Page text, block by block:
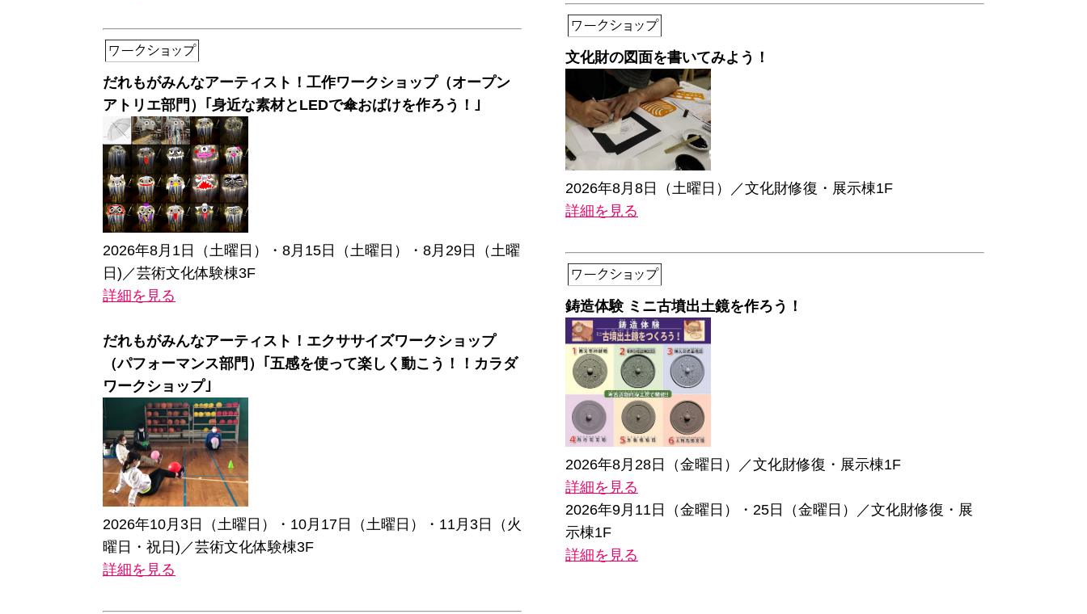
だれもがみんなアーティスト！工作ワークショップ（オープン
アトリエ部門）｢身近な素材とLEDで傘おばけを作ろう！｣
2026年8月1日（土曜日）・8月15日（土曜日）・8月29日（土曜
日)／芸術文化体験棟3F
詳細を見る
だれもがみんなアーティスト！エクササイズワークショップ
（パフォーマンス部門）｢五感を使って楽しく動こう！！カラダ
ワークショップ｣
2026年10月3日（土曜日）・10月17日（土曜日）・11月3日（火
曜日・祝日)／芸術文化体験棟3F
詳細を見る
文化財の図面を書いてみよう！
2026年8月8日（土曜日）／文化財修復・展示棟1F
詳細を見る
鋳造体験 ミニ古墳出土鏡を作ろう！
2026年8月28日（金曜日）／文化財修復・展示棟1F
詳細を見る
2026年9月11日（金曜日）・25日（金曜日）／文化財修復・展
示棟1F
詳細を見る